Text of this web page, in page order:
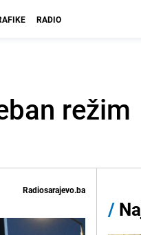
RADIO
režim
Radiosarajevo.ba
/